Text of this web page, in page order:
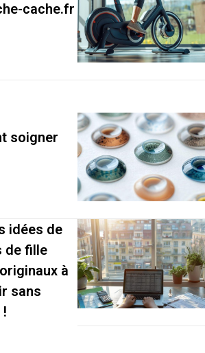
cache.fr
soigner
idées de
de fille
à
sans